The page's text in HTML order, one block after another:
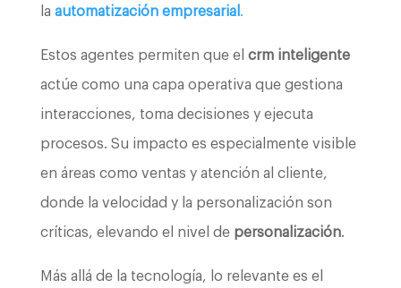
la automatización empresarial .
Estos agentes permiten que el crm inteligente
actúe como una capa operativa que gestiona
interacciones, toma decisiones y ejecuta
procesos. Su impacto es especialmente visible
en áreas como ventas y atención al cliente,
donde la velocidad y la personalización son
críticas, elevando el nivel de personalización.
Más allá de la tecnología, lo relevante es el